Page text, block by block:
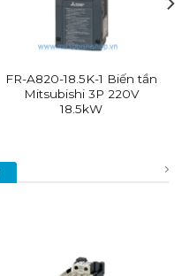
FR-A820-18.5K-1 Biến tần
Mitsubishi 3P 220V
18.5kW